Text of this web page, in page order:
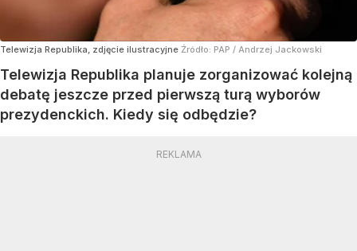
Telewizja Republika, zdjęcie ilustracyjne Źródło: PAP / Andrzej Jackowski
Telewizja Republika planuje zorganizować kolejną
debatę jeszcze przed pierwszą turą wyborów
prezydenckich. Kiedy się odbędzie?